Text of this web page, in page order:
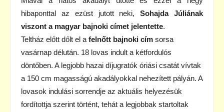
hibaponttal az ezüst jutott neki, Sohajda Júliának
viszont a magyar bajnoki címet jelentette.
Teltház előtt dőlt el a felnőtt bajnoki cím sorsa
vasárnap délután. 18 lovas indult a kétfordulós
döntőben. A legjobb hazai díjugratók óriási csatát vívtak
a 150 cm magasságú akadályokkal nehezített pályán. A
lovasok indulási sorrendje az aktuális helyezésük
fordítottja szerint történt, tehát a legjobbak startoltak